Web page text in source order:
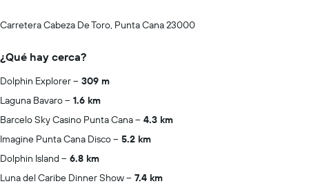
Carretera Cabeza De Toro, Punta Cana 23000
¿Qué hay cerca?
Dolphin Explorer
309 m
Laguna Bavaro
1.6 km
Barcelo Sky Casino Punta Cana
4.3 km
Imagine Punta Cana Disco
5.2 km
Dolphin Island
6.8 km
Luna del Caribe Dinner Show
7.4 km